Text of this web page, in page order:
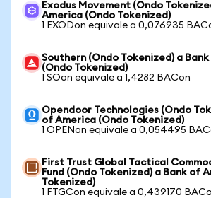
Exodus Movement (Ondo
America (Ondo Tokenized)
1 EXODon equivale a 0,076935
Southern (Ondo Tokenized) a
(Ondo Tokenized)
1 SOon equivale a 1,4282 BACon
Opendoor Technologies (Ondo
of America (Ondo Tokenized)
1 OPENon equivale a 0,054495
First Trust Global Tactical
Fund (Ondo Tokenized) a Bank of
Tokenized)
1 FTGCon equivale a 0,439170